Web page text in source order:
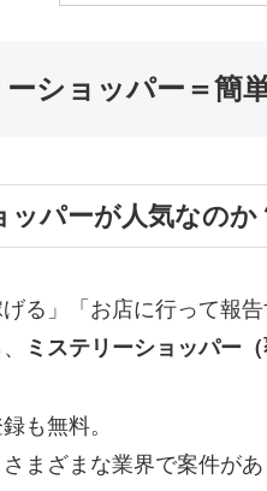
ショッパー＝簡
パーが人気なのか
る」「お店に行って報
ミステリーショッパー
も無料。
まざまな業界で案件があ